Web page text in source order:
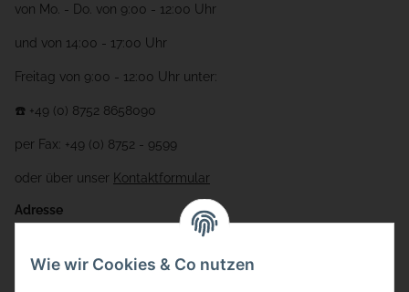
von Mo. - Do. von 9:00 - 12:00 Uhr
und von 14:00 - 17:00 Uhr
Freitag von 9:00 - 12:00 Uhr unter:
☎️ +49 (0) 8752 8658090
per Fax: +49 (0) 8752 - 9599
oder über unser Kontaktformular
Adresse
Gewerbering 17
Wie wir Cookies & Co nutzen